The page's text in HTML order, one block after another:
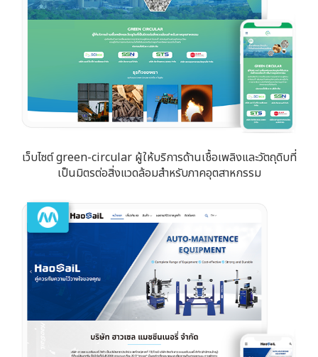
เว็บไซต์ green-circular ผู้ให้บริการด้านเชื้อเพลิงและวัตถุดิบที่
เป็นมิตรต่อสิ่งแวดล้อมสำหรับภาคอุตสาหกรรม